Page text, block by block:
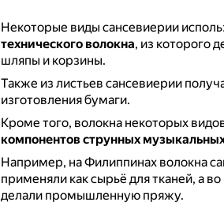
Некоторые виды сансевиерии
технического волокна, из которого
шляпы и корзины.
Также из листьев сансевиерии
изготовления бумаги.
Кроме того, волокна некоторых
компонентов струнных
Например, на Филиппинах волокна
применяли как сырьё для тканей, а
делали промышленную пряжу.